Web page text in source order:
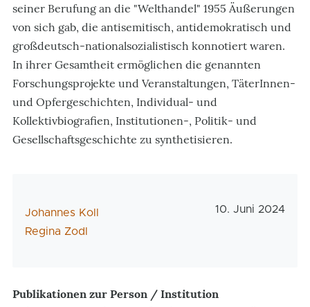
seiner Berufung an die "Welthandel" 1955 Äußerungen
von sich gab, die antisemitisch, antidemokratisch und
großdeutsch-nationalsozialistisch konnotiert waren.
In ihrer Gesamtheit ermöglichen die genannten
Forschungsprojekte und Veranstaltungen, TäterInnen-
und Opfergeschichten, Individual- und
Kollektivbiografien, Institutionen-, Politik- und
Gesellschaftsgeschichte zu synthetisieren.
AutorIn
Johannes Koll
Regina Zodl
10. Juni 2024
Publikationen zur Person / Institution